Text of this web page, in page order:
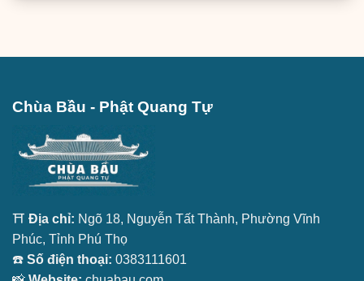
Chùa Bầu - Phật Quang Tự
⛩️ Địa chỉ: Ngõ 18, Nguyễn Tất Thành, Phường Vĩnh
Phúc, Tỉnh Phú Thọ
☎️ Số điện thoại: 0383111601